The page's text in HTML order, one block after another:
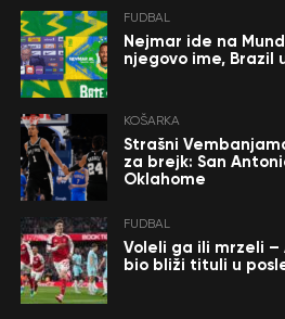
FUDBAL
Nejmar ide na
njegovo ime, Brazil
KOŠARKA
Strašni
za brejk: San
Oklahome
FUDBAL
Voleli ga ili mrzeli –
bio bliži tituli u